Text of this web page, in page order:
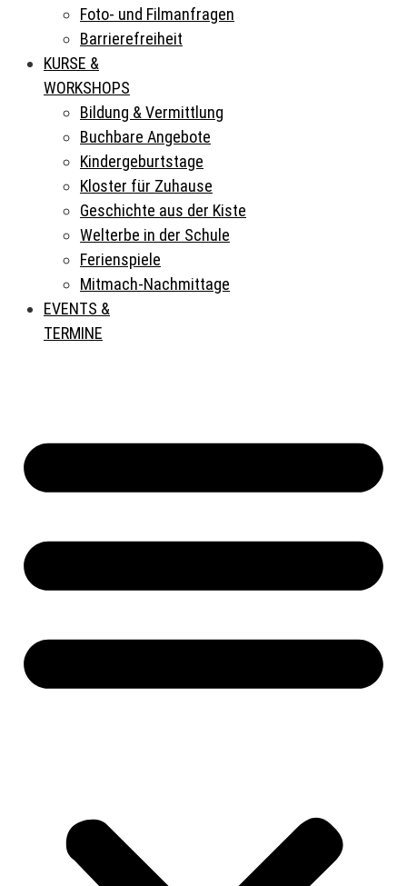
Foto- und Filmanfragen
Barrierefreiheit
KURSE &
WORKSHOPS
Bildung & Vermittlung
Buchbare Angebote
Kindergeburtstage
Kloster für Zuhause
Geschichte aus der Kiste
Welterbe in der Schule
Ferienspiele
Mitmach-Nachmittage
EVENTS &
TERMINE